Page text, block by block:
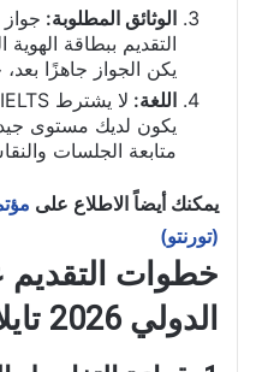
الوثائق المطلوبة:
التقديم ببطاقة
يكن الجواز جاهزًا
اللغة:
يكون لديك مستوى
متابعة الجلسات
يمكنك أيضاً الاطلاع على
(تورنتو)
خطوات التقديم
الدولي 2026 تايلاند (ILP)